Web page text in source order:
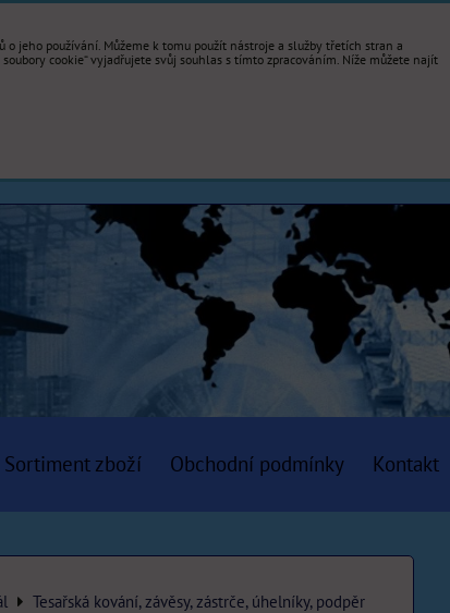
Sortiment zboží Obchodní podmínky Kontakt
Tesařská kování, závěsy, zástrče, úhelníky, podpěr
jeho používání. Můžeme k tomu použít nástroje a služby třetích stran a
cookie“ vyjadřujete svůj souhlas s tímto zpracováním. Níže můžete najít